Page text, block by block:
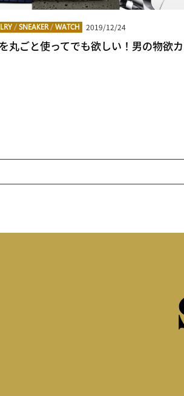
/SNEAKER/WATCH 2019/12/24
丸ごと使ってでも欲しい！男の物欲